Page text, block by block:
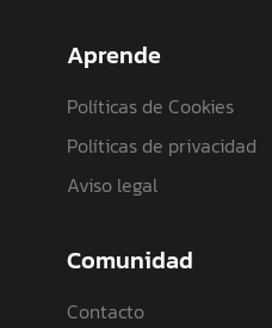
Aprende
Políticas de Cookies
Políticas de privacidad
Aviso legal
Comunidad
Contacto